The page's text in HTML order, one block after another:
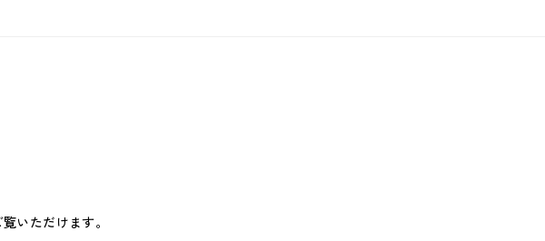
いただけます。